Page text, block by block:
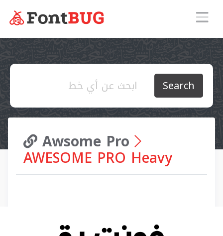
Search
Awsome Pro
AWESOME PRO Heavy